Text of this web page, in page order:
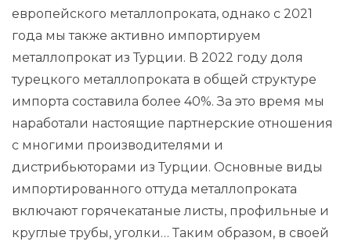
европейского металлопроката, однако с 2021
года мы также активно импортируем
металлопрокат из Турции. В 2022 году доля
турецкого металлопроката в общей структуре
импорта составила более 40%. За это время мы
наработали настоящие партнерские отношения
с многими производителями и
дистрибьюторами из Турции. Основные виды
импортированного оттуда металлопроката
включают горячекатаные листы, профильные и
круглые трубы, уголки… Таким образом, в своей